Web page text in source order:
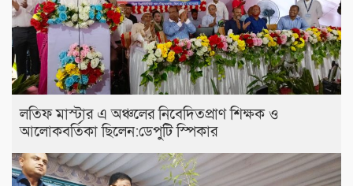
লতিফ মাস্টার এ অঞ্চলের নিবেদিতপ্রাণ শিক্ষক ও
আলোকবর্তিকা ছিলেন:ডেপুটি স্পিকার